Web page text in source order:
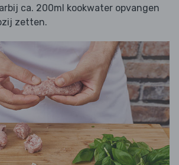
ca. 200ml kookwater opvangen
zetten.